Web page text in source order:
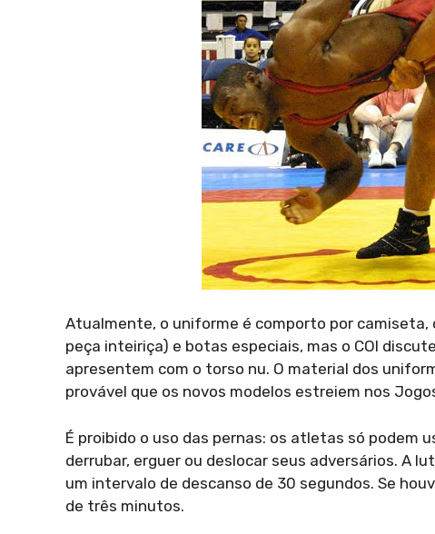
Atualmente, o uniforme é comporto por camiseta,
peça inteiriça) e botas especiais, mas o COI
apresentem com o torso nu. O material dos
provável que os novos modelos estreiem nos
É proibido o uso das pernas: os atletas só podem
derrubar, erguer ou deslocar seus adversários. A
um intervalo de descanso de 30 segundos. Se
de três minutos.